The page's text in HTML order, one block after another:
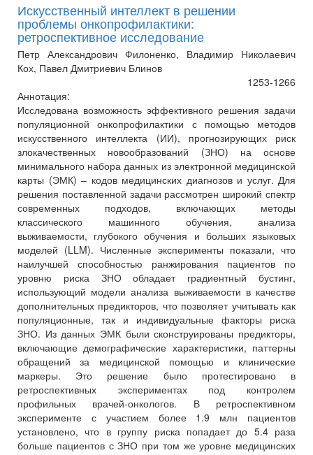
Искусственный интеллект в решении
проблемы онкопрофилактики:
ретроспективное исследование
Петр Александрович Филоненко, Владимир Николаевич
Кох, Павел Дмитриевич Блинов
1253-1266
Аннотация:
Исследована возможность эффективного решения задачи
популяционной онкопрофилактики с помощью методов
искусственного интеллекта (ИИ), прогнозирующих риск
злокачественных новообразований (ЗНО) на основе
минимального набора данных из электронной медицинской
карты (ЭМК) – кодов медицинских диагнозов и услуг. Для
решения поставленной задачи рассмотрен широкий спектр
современных подходов, включающих методы
классического машинного обучения, анализа
выживаемости, глубокого обучения и больших языковых
моделей (LLM). Численные эксперименты показали, что
наилучшей способностью ранжирования пациентов по
уровню риска ЗНО обладает градиентный бустинг,
использующий модели анализа выживаемости в качестве
дополнительных предикторов, что позволяет учитывать как
популяционные, так и индивидуальные факторы риска
ЗНО. Из данных ЭМК были сконструированы предикторы,
включающие демографические характеристики, паттерны
обращений за медицинской помощью и клинические
маркеры. Это решение было протестировано в
ретроспективных экспериментах под контролем
профильных врачей-онкологов. В ретроспективном
эксперименте с участием более 1.9 млн пациентов
установлено, что в группу риска попадает до 5.4 раза
больше пациентов с ЗНО при том же уровне медицинских